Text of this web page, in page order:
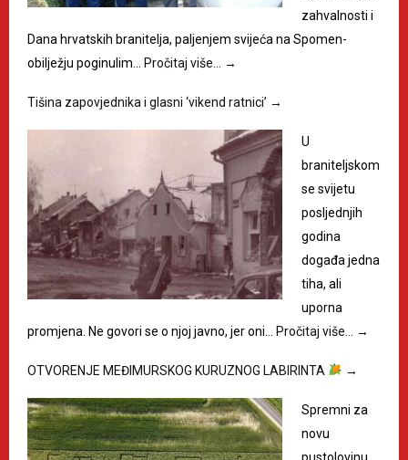
zahvalnosti i
Dana hrvatskih branitelja, paljenjem svijeća na Spomen-
obilježju poginulim…
Pročitaj više… →
Tišina zapovjednika i glasni ‘vikend ratnici’ →
U
braniteljskom
se svijetu
posljednjih
godina
događa jedna
tiha, ali
uporna
promjena. Ne govori se o njoj javno, jer oni…
Pročitaj više… →
OTVORENJE MEĐIMURSKOG KURUZNOG LABIRINTA →
Spremni za
novu